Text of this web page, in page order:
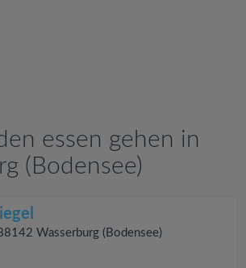
essen gehen in
(Bodensee)
Wasserburg (Bodensee)